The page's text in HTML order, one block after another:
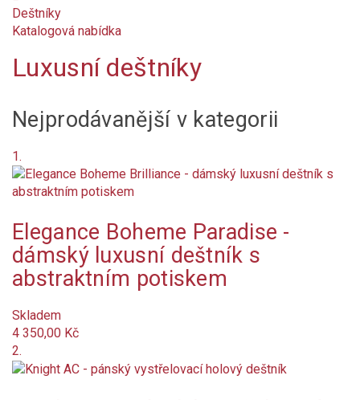
Deštníky
Katalogová nabídka
Kč
Kč
Skladem
Není skladem
Značka
Délka složeného deštníku (cm)
Luxusní deštníky
Nejprodávanější v kategorii
1.
Elegance Boheme Paradise -
dámský luxusní deštník s
abstraktním potiskem
Skladem
4 350,00 Kč
2.